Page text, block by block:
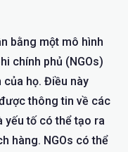
bằng một mô hình
chính phủ (NGOs)
của họ. Điều này
thông tin về các
yếu tố có thể tạo ra
hàng. NGOs có thể